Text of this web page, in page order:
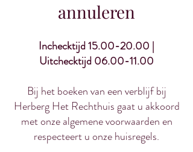
annuleren
Inchecktijd15.00-20.00 |
Uitchecktijd06.00-11.00
Bij het boeken van een verblijf bij
Herberg Het Rechthuis gaat u akkoord
met onze algemene voorwaarden en
respecteert u onze huisregels.